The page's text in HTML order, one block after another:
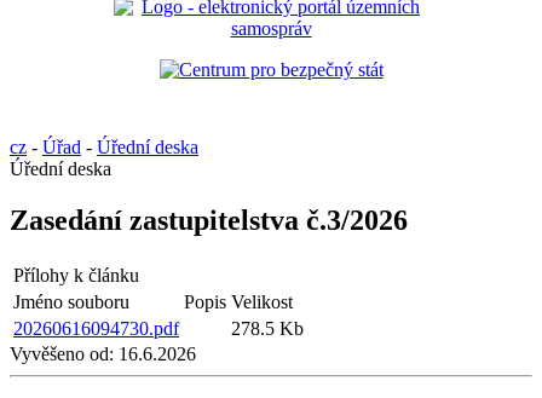
cz - Úřad - Úřední deska
Úřední deska
Zasedání zastupitelstva č.3/2026
Přílohy k článku
Jméno souboru
Popis Velikost
20260616094730.pdf
278.5 Kb
Vyvěšeno od: 16.6.2026